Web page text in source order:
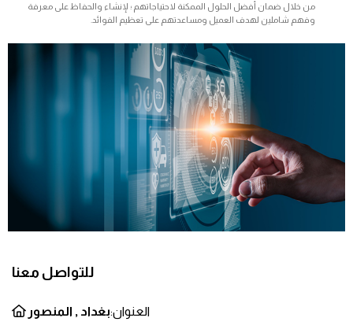
من خلال ضمان أفضل الحلول الممكنة لاحتياجاتهم ؛ لإنشاء والحفاظ على معرفة
وفهم شاملين لهدف العميل ومساعدتهم على تعظيم الفوائد.
العنوان:بغداد , المنصور